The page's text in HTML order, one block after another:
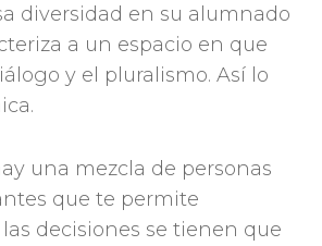
diversidad en su alumnado
a un espacio en que
y el pluralismo. Así lo
una mezcla de personas
que te permite
decisiones se tienen que